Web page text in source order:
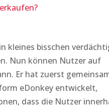
kleines bisschen
Nun können Nutzer auf
Er hat zuerst
eDonkey entwickelt,
dass die Nutzer